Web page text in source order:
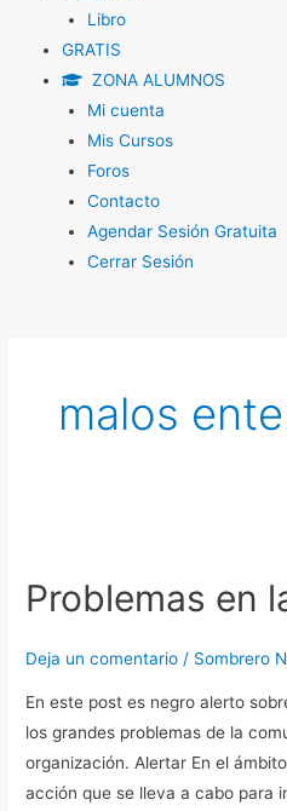
Libro
GRATIS
ZONA ALUMNOS
Mi cuenta
Mis Cursos
Foros
Contacto
Agendar Sesión Gratuita
Cerrar Sesión
malos
Problemas en
Deja un comentario / Sombrero
En este post es negro alerto
los grandes problemas de la
organización. Alertar En el
acción que se lleva a cabo para
la